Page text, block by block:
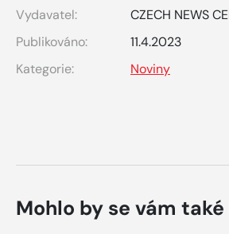
Vydavatel:
CZECH NEWS
Publikováno:
11.4.2023
Kategorie:
Noviny
Mohlo by se vám